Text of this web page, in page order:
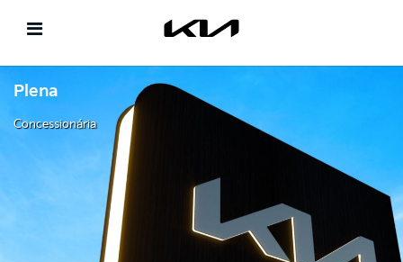
Plena
Concessionária